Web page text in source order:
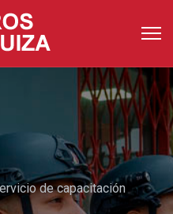
de capacitación